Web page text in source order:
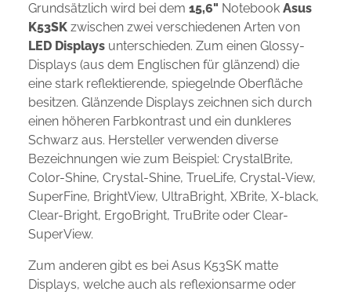
Grundsätzlich wird bei dem 15,6" Notebook Asus
K53SK zwischen zwei verschiedenen Arten von
LED Displays unterschieden. Zum einen Glossy-
Displays (aus dem Englischen für glänzend) die
eine stark reflektierende, spiegelnde Oberfläche
besitzen. Glänzende Displays zeichnen sich durch
einen höheren Farbkontrast und ein dunkleres
Schwarz aus. Hersteller verwenden diverse
Bezeichnungen wie zum Beispiel: CrystalBrite,
Color-Shine, Crystal-Shine, TrueLife, Crystal-View,
SuperFine, BrightView, UltraBright, XBrite, X-black,
Clear-Bright, ErgoBright, TruBrite oder Clear-
SuperView.
Zum anderen gibt es bei Asus K53SK matte
Displays, welche auch als reflexionsarme oder